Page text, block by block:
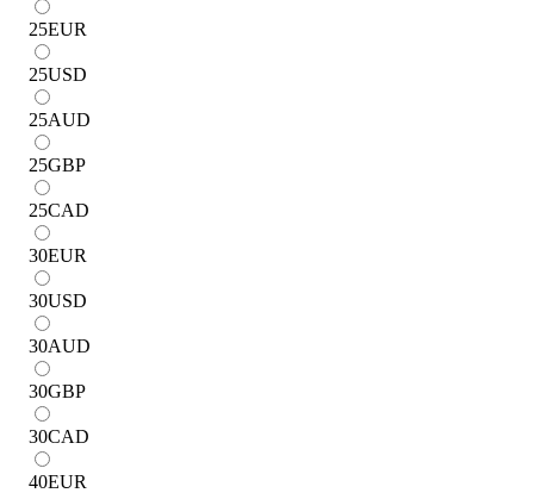
25EUR
25USD
25AUD
25GBP
25CAD
30EUR
30USD
30AUD
30GBP
30CAD
40EUR